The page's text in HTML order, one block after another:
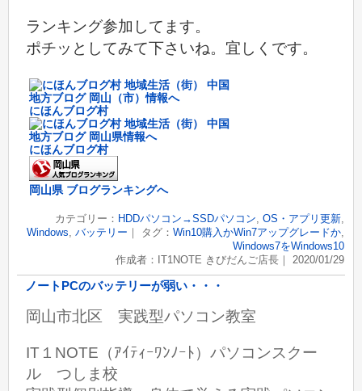
ランキング参加してます。
ポチッとしてみて下さいね。宜しくです。
にほんブログ村
にほんブログ村
岡山県 ブログランキングへ
カテゴリー： HDDパソコン→SSDパソコン OS・アプリ更新,
Windows バッテリー ｜ タグ： Win10購入かWin7アップグレードか,
Windows7をWindows10
作成者：IT1NOTE きびだんご店長｜ 2020/01/29
ノートPCのバッテリーが弱い・・・
岡山市北区 実践型パソコン教室
IT１NOTE（ｱｲﾃｨｰﾜﾝﾉｰﾄ）パソコンスクー
ル つしま校